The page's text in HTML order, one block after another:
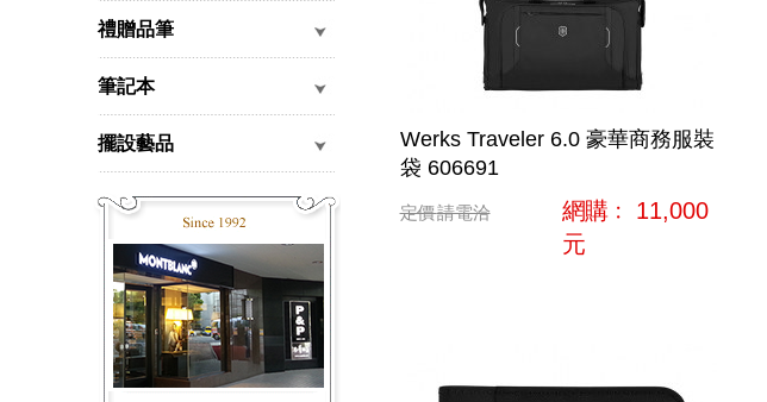
禮贈品筆
筆記本
擺設藝品
Werks Traveler 6.0 豪華商務服裝
袋 606691
定價請電洽 網購﹕ 11,000
元